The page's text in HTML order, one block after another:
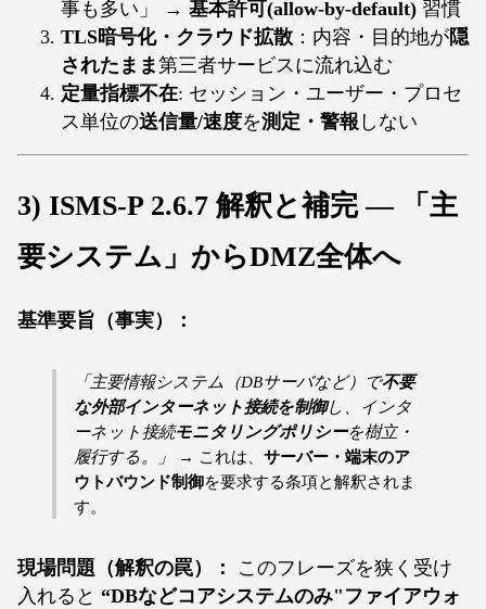
事も多い」 → 基本許可(allow-by-default) 習慣
TLS暗号化・クラウド拡散 ：内容・目的地が隠
されたまま第三者サービスに流れ込む
定量指標不在: セッション・ユーザー・プロセ
ス単位の送信量/速度を測定・警報 しない
3) ISMS-P 2.6.7 解釈と補完 — 「主
要システム」からDMZ全体へ
基準要旨（事実）：
「主要情報システム（DBサーバなど）で不要
な外部インターネット接続を制御し、インタ
ーネット接続モニタリングポリシーを樹立・
履行する。」
→ これは、 サーバー・端末のア
ウトバウンド制御を要求する条項と解釈されま
す。
現場問題（解釈の罠）：
このフレーズを狭く受け
入れると “DBなどコアシステムのみ"ファイアウォ